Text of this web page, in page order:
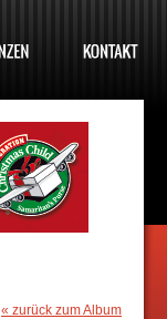
« zurück zum Album